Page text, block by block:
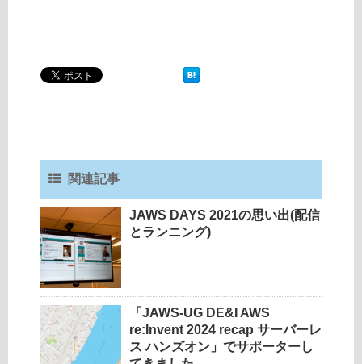
関連記事
JAWS DAYS 2021の思い出(配信
とランニング)
「JAWS-UG DE&I AWS
re:Invent 2024 recap サーバーレ
ス ハンズオン」でサポーターし